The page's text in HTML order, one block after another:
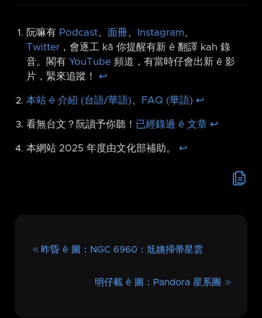
阮嘛有 Podcast、 面冊、 Instagram、
Twitter ，會逐工 kā 你提醒有新 ê 翻譯 kah 錄
音。閣有 YouTube 頻道，有當時仔會出新 ê 影
片，緊來追蹤！ ↩︎
本站 ê 介紹 (台語/華語)、 FAQ (華語) ↩︎
看無台文？阮讀予你聽！ 已經錄過 ê 文章 ↩︎
本網站 2025 年度由文化部補助。 ↩︎
昨昏 ê 圖：NGC 6960：尪姨掃帚星雲
明仔載 ê 圖：Pandora 星系團